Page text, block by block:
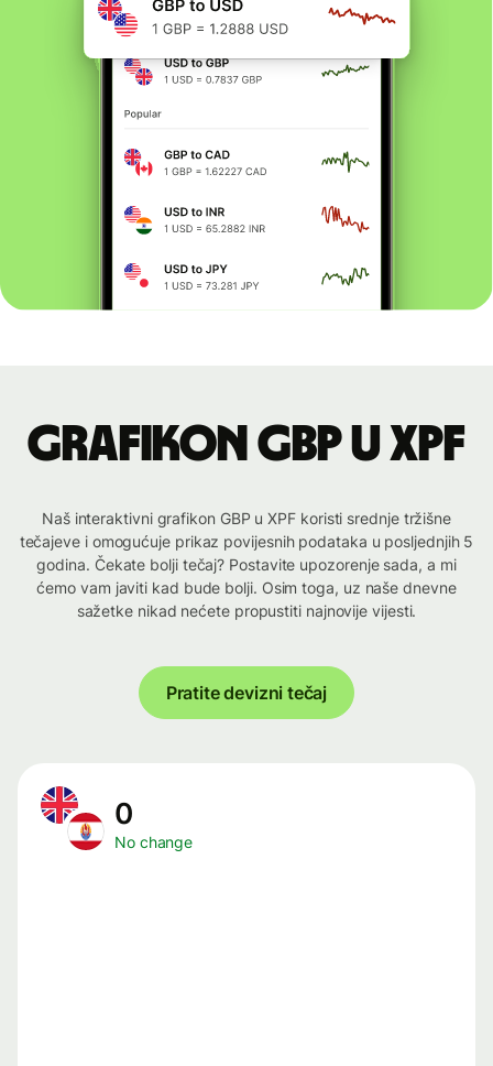
Grafikon GBP u XPF
Naš interaktivni grafikon GBP u XPF koristi srednje tržišne
tečajeve i omogućuje prikaz povijesnih podataka u posljednjih 5
godina. Čekate bolji tečaj? Postavite upozorenje sada, a mi
ćemo vam javiti kad bude bolji. Osim toga, uz naše dnevne
sažetke nikad nećete propustiti najnovije vijesti.
Pratite devizni tečaj
0
No change